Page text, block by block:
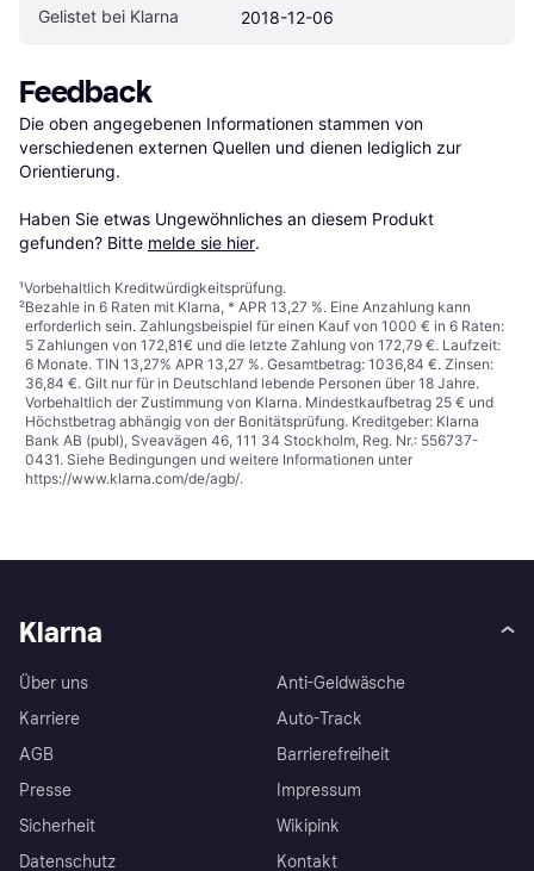
Gelistet bei Klarna 2018-12-06
Feedback
Die oben angegebenen Informationen stammen von
verschiedenen externen Quellen und dienen lediglich zur
Orientierung.
Haben Sie etwas Ungewöhnliches an diesem Produkt
gefunden? Bitte melde sie hier.
¹Vorbehaltlich Kreditwürdigkeitsprüfung.
²Bezahle in 6 Raten mit Klarna, * APR 13,27 %. Eine Anzahlung kann
erforderlich sein. Zahlungsbeispiel für einen Kauf von 1000 € in 6 Raten:
5 Zahlungen von 172,81€ und die letzte Zahlung von 172,79 €. Laufzeit:
6 Monate. TIN 13,27% APR 13,27 %. Gesamtbetrag: 1036,84 €. Zinsen:
36,84 €. Gilt nur für in Deutschland lebende Personen über 18 Jahre.
Vorbehaltlich der Zustimmung von Klarna. Mindestkaufbetrag 25 € und
Höchstbetrag abhängig von der Bonitätsprüfung. Kreditgeber: Klarna
Bank AB (publ), Sveavägen 46, 111 34 Stockholm, Reg. Nr.: 556737-
0431. Siehe Bedingungen und weitere Informationen unter
https://www.klarna.com/de/agb/.
Klarna
Über uns
Karriere
AGB
Presse
Sicherheit
Datenschutz
Anti-Geldwäsche
Auto-Track
Barrierefreiheit
Impressum
Wikipink
Kontakt